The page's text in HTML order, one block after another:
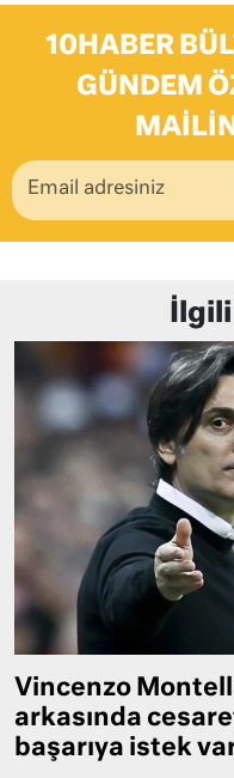
10HABER
GÜNDEM
Vincenzo
arkasında
başarıya istek